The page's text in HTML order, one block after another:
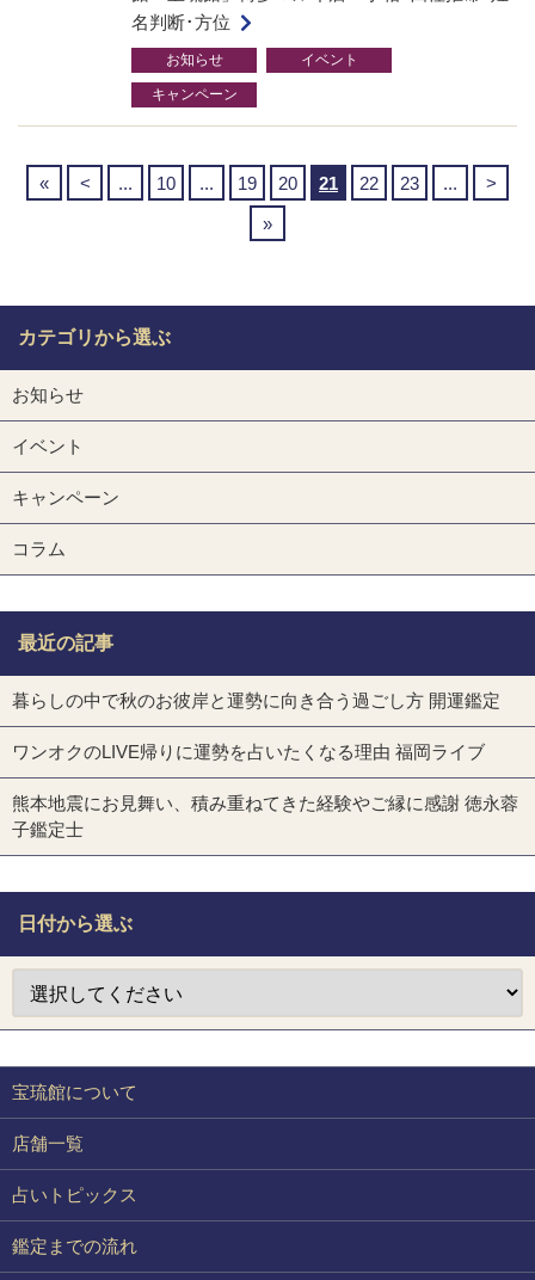
名判断･方位
お知らせ イベント
キャンペーン
« < ... 10 ... 19 20 21 22 23 ...
>
»
カテゴリから選ぶ
お知らせ
イベント
キャンペーン
コラム
最近の記事
暮らしの中で秋のお彼岸と運勢に向き合う過ごし方 開運鑑定
ワンオクのLIVE帰りに運勢を占いたくなる理由 福岡ライブ
熊本地震にお見舞い、積み重ねてきた経験やご縁に感謝 徳永蓉
子鑑定士
日付から選ぶ
宝琉館について
店舗一覧
占いトピックス
鑑定までの流れ